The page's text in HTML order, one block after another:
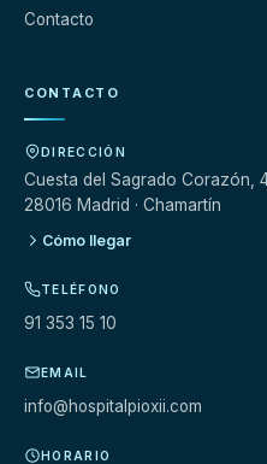
Contacto
CONTACTO
DIRECCIÓN
Cuesta del Sagrado Corazón,
28016 Madrid · Chamartín
Cómo llegar
TELÉFONO
91 353 15 10
EMAIL
info@hospitalpioxii.com
HORARIO